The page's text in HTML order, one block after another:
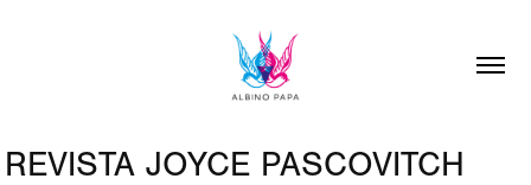
REVISTA JOYCE PASCOVITCH